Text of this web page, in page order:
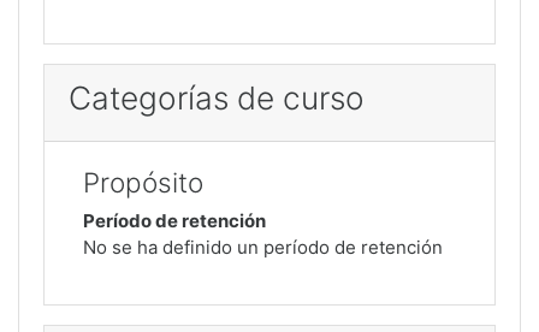
Categorías de curso
Propósito
Período de retención
No se ha definido un período de retención